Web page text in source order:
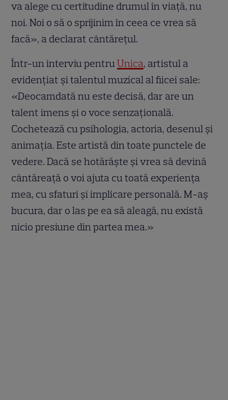
va alege cu certitudine drumul în viață, nu
noi. Noi o să o sprijinim în ceea ce vrea să
facă», a declarat cântărețul.
Într-un interviu pentruUnica, artistul a
evidențiat și talentul muzical al fiicei sale:
«Deocamdată nu este decisă, dar are un
talent imens și o voce senzațională.
Cochetează cu psihologia, actoria, desenul și
animația. Este artistă din toate punctele de
vedere. Dacă se hotărăște și vrea să devină
cântăreață o voi ajuta cu toată experiența
mea, cu sfaturi și implicare personală. M-aș
bucura, dar o las pe ea să aleagă, nu există
nicio presiune din partea mea.»